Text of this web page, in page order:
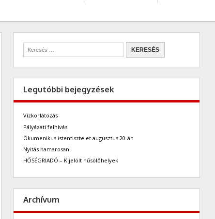
Legutóbbi bejegyzések
Vízkorlátozás
Pályázati felhívás
Ökumenikus istentisztelet augusztus 20-án
Nyitás hamarosan!
HŐSÉGRIADÓ – Kijelölt hűsölőhelyek
Archívum